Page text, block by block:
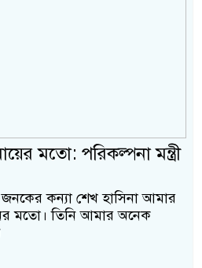
মতো: পরিকল্পনা মন্ত্রী
কন্যা শেখ হাসিনা আমার
মতো। তিনি আমার অনেক